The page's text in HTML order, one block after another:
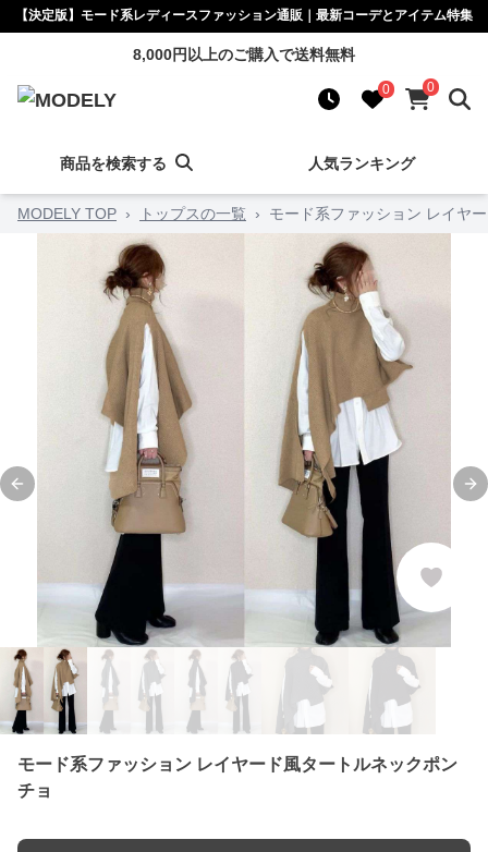
【決定版】モード系レディースファッション通販｜最新コーデとアイテム特集
8,000円以上のご購入で送料無料
0 0
商品を検索する 人気ランキング
MODELY TOP › トップスの一覧 › モード系ファッション レイヤ
Previous slide
モード系ファッション レイヤード風タートルネックポン
チョ